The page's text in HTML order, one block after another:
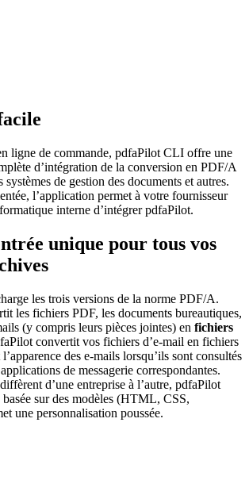
ligne de commande, pdfaPilot CLI offre une
d’intégration de la conversion en PDF/A
de gestion des documents et autres.
l’application permet à votre fournisseur
interne d’intégrer pdfaPilot.
unique pour tous vos
les trois versions de la norme PDF/A.
les fichiers PDF, les documents bureautiques,
(y compris leurs pièces jointes) en fichiers
convertit vos fichiers d’e-mail en fichiers
des e-mails lorsqu’ils sont consultés
de messagerie correspondantes.
d’une entreprise à l’autre, pdfaPilot
sur des modèles (HTML, CSS,
une personnalisation poussée.